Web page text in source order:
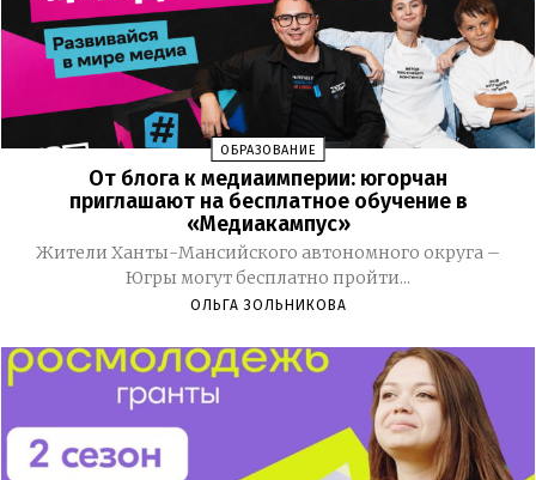
ОБРАЗОВАНИЕ
От блога к медиаимперии: югорчан
приглашают на бесплатное обучение в
«Медиакампус»
Жители Ханты-Мансийского автономного округа –
Югры могут бесплатно пройти...
ОЛЬГА ЗОЛЬНИКОВА